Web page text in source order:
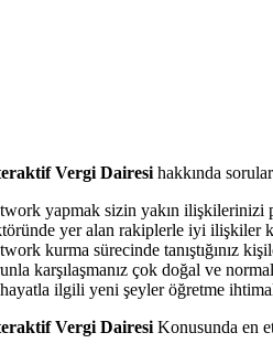
Vergi Dairesihakkında
yapmak sizin yakın ilişkilerinizi
yer alan rakiplerle iyi ilişkiler
kurma sürecinde tanıştığınız
karşılaşmanız çok doğal ve
ilgili yeni şeyler öğretme
Vergi Dairesi Konusunda en